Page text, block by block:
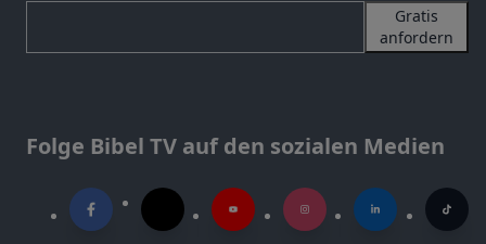
Gratis
anfordern
Folge Bibel TV auf den sozialen Medien